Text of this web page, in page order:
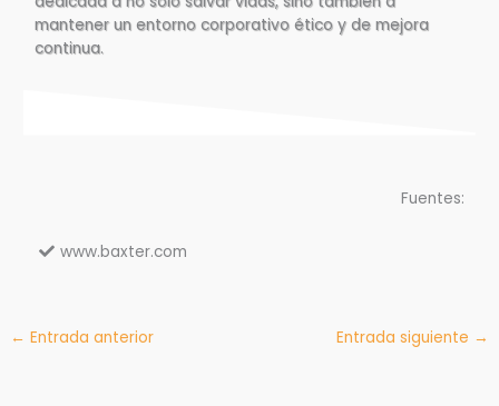
mantener un entorno corporativo ético y de mejora
continua.
Fuentes:
www.baxter.com​
← Entrada anterior Entrada siguiente →